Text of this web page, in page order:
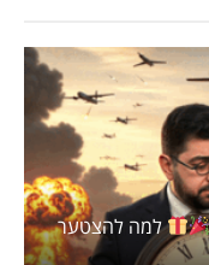
למה להצטער